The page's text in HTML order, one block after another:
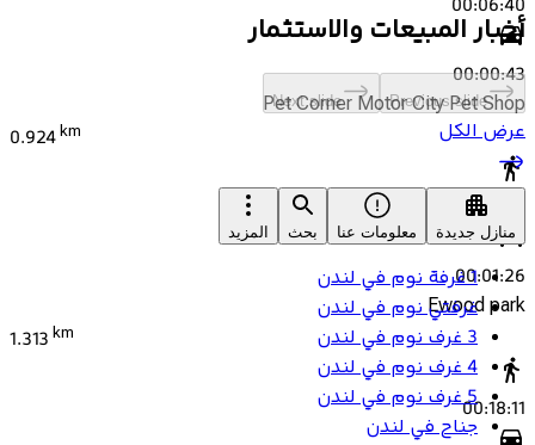
00:06:40
00:00:43
Pet Corner Motor City Pet Shop
0.924km
00:13:11
00:01:26
Ewood park
1.313 km
00:18:11
أخبار المبيعات والاستثمار
Previous slide
Next slide
عرض الكل
منازل جديدة معلومات عنا بحث المزيد
1 غرفة نوم في لندن
غرفتي نوم في لندن
3 غرف نوم في لندن
4 غرف نوم في لندن
5 غرف نوم في لندن
جناح في لندن